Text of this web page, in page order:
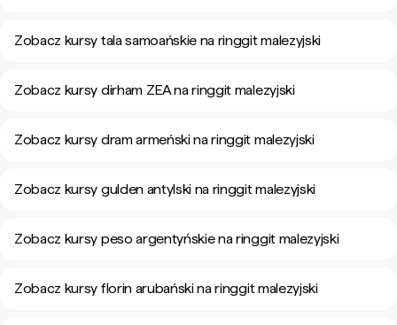
Zobacz kursy tala samoańskie na ringgit malezyjski
Zobacz kursy dirham ZEA na ringgit malezyjski
Zobacz kursy dram armeński na ringgit malezyjski
Zobacz kursy gulden antylski na ringgit malezyjski
Zobacz kursy peso argentyńskie na ringgit malezyjski
Zobacz kursy florin arubański na ringgit malezyjski